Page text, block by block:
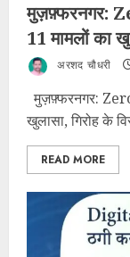
मुज़फ़्फरनगर:
11 मामलों का
अरशद चौधरी
मुज़फ़्फरनगर:
खुलासा, गिरोह के
READ MORE